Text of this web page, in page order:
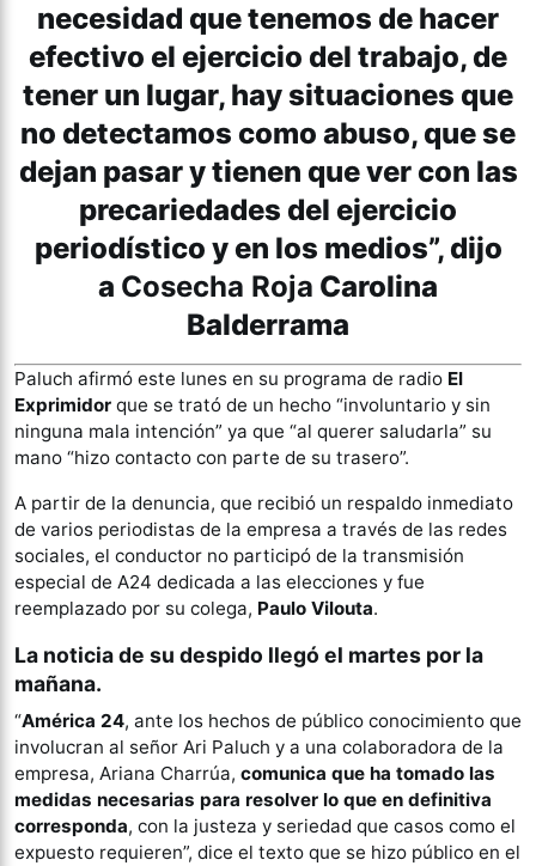
necesidad que tenemos de hacer
efectivo el ejercicio del trabajo, de
tener un lugar, hay situaciones que
no detectamos como abuso, que se
dejan pasar y tienen que ver con las
precariedades del ejercicio
periodístico y en los medios”, dijo
a Cosecha Roja Carolina
Balderrama
Paluch afirmó este lunes en su programa de radio El
Exprimidor que se trató de un hecho “involuntario y sin
ninguna mala intención” ya que “al querer saludarla” su
mano “hizo contacto con parte de su trasero”.
A partir de la denuncia, que recibió un respaldo inmediato
de varios periodistas de la empresa a través de las redes
sociales, el conductor no participó de la transmisión
especial de A24 dedicada a las elecciones y fue
reemplazado por su colega, Paulo Vilouta.
La noticia de su despido llegó el martes por la
mañana.
“América 24, ante los hechos de público conocimiento que
involucran al señor Ari Paluch y a una colaboradora de la
empresa, Ariana Charrúa, comunica que ha tomado las
medidas necesarias para resolver lo que en definitiva
corresponda, con la justeza y seriedad que casos como el
expuesto requieren”, dice el texto que se hizo público en el